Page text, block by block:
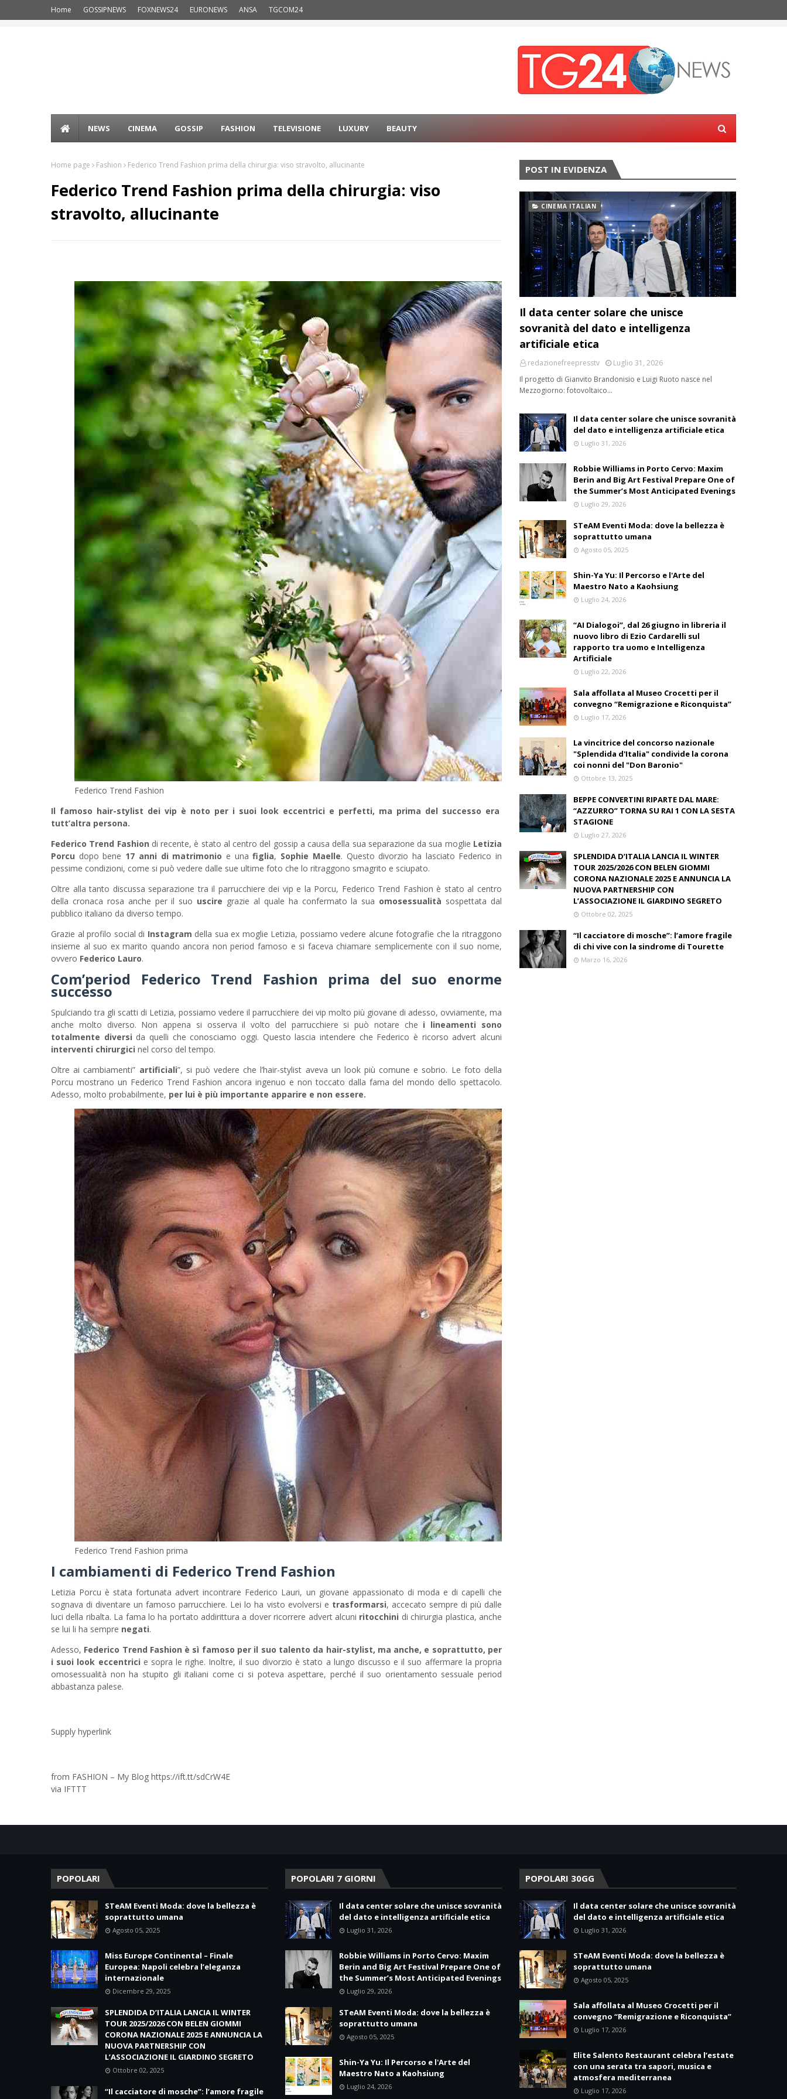
Home GOSSIPNEWS FOXNEWS24 EURONEWS ANSA TGCOM24
NEWS CINEMA GOSSIP FASHION TELEVISIONE LUXURY BEAUTY
Home page Fashion Federico Trend Fashion prima della chirurgia: viso stravolto, allucinante
Federico Trend Fashion prima della chirurgia: viso
stravolto, allucinante
Federico Trend Fashion
Il famoso hair-stylist dei vip è noto per i suoi look eccentrici e perfetti, ma prima del successo era
tutt’altra persona.
Federico Trend Fashion di recente, è stato al centro del gossip a causa della sua separazione da sua moglie Letizia
Porcu dopo bene 17 anni di matrimonio e unafiglia, Sophie Maelle. Questo divorzio ha lasciato Federico in
pessime condizioni, come si può vedere dalle sue ultime foto che lo ritraggono smagrito e sciupato.
Oltre alla tanto discussa separazione tra il parrucchiere dei vip e la Porcu, Federico Trend Fashion è stato al centro
della cronaca rosa anche per il suo uscire grazie al quale ha confermato la sua omosessualità sospettata dal
pubblico italiano da diverso tempo.
Grazie al profilo social di Instagram della sua ex moglie Letizia, possiamo vedere alcune fotografie che la ritraggono
insieme al suo ex marito quando ancora non period famoso e si faceva chiamare semplicemente con il suo nome,
ovvero Federico Lauro.
Com’period Federico Trend Fashion prima del suo enorme
successo
Spulciando tra gli scatti di Letizia, possiamo vedere il parrucchiere dei vip molto più giovane di adesso, ovviamente, ma
anche molto diverso. Non appena si osserva il volto del parrucchiere si può notare che i lineamenti sono
totalmente diversi da quelli che conosciamo oggi. Questo lascia intendere che Federico è ricorso advert alcuni
interventi chirurgici nel corso del tempo.
Oltre ai cambiamenti” artificiali”, si può vedere che l’hair-stylist aveva un look più comune e sobrio. Le foto della
Porcu mostrano un Federico Trend Fashion ancora ingenuo e non toccato dalla fama del mondo dello spettacolo.
Adesso, molto probabilmente, per lui è più importante apparire e non essere.
Federico Trend Fashion prima
I cambiamenti di Federico Trend Fashion
Letizia Porcu è stata fortunata advert incontrare Federico Lauri, un giovane appassionato di moda e di capelli che
sognava di diventare un famoso parrucchiere. Lei lo ha visto evolversi e trasformarsi, accecato sempre di più dalle
luci della ribalta. La fama lo ha portato addirittura a dover ricorrere advert alcuni ritocchini di chirurgia plastica, anche
se lui li ha sempre negati.
Adesso, Federico Trend Fashion è sì famoso per il suo talento da hair-stylist, ma anche, e soprattutto, per
i suoi look eccentrici e sopra le righe. Inoltre, il suo divorzio è stato a lungo discusso e il suo affermare la propria
omosessualità non ha stupito gli italiani come ci si poteva aspettare, perché il suo orientamento sessuale period
abbastanza palese.
Supply hyperlink
from FASHION – My Blog https://ift.tt/sdCrW4E
via IFTTT
POST IN EVIDENZA
CINEMA ITALIAN
Il data center solare che unisce
sovranità del dato e intelligenza
artificiale etica
redazionefreepresstv
Luglio 31, 2026
Il progetto di Gianvito Brandonisio e Luigi Ruoto nasce nel
Mezzogiorno: fotovoltaico…
Il data center solare che unisce sovranità
del dato e intelligenza artificiale etica
Luglio 31, 2026
Robbie Williams in Porto Cervo: Maxim
Berin and Big Art Festival Prepare One of
the Summer’s Most Anticipated Evenings
Luglio 29, 2026
STeAM Eventi Moda: dove la bellezza è
soprattutto umana
Agosto 05, 2025
Shin-Ya Yu: Il Percorso e l'Arte del
Maestro Nato a Kaohsiung
Luglio 24, 2026
“AI Dialogoi”, dal 26 giugno in libreria il
nuovo libro di Ezio Cardarelli sul
rapporto tra uomo e Intelligenza
Artificiale
Luglio 22, 2026
Sala affollata al Museo Crocetti per il
convegno “Remigrazione e Riconquista”
Luglio 17, 2026
La vincitrice del concorso nazionale
"Splendida d'Italia" condivide la corona
coi nonni del "Don Baronio"
Ottobre 13, 2025
BEPPE CONVERTINI RIPARTE DAL MARE:
“AZZURRO” TORNA SU RAI 1 CON LA SESTA
STAGIONE
Luglio 27, 2026
SPLENDIDA D’ITALIA LANCIA IL WINTER
TOUR 2025/2026 CON BELEN GIOMMI
CORONA NAZIONALE 2025 E ANNUNCIA LA
NUOVA PARTNERSHIP CON
L’ASSOCIAZIONE IL GIARDINO SEGRETO
Ottobre 02, 2025
“Il cacciatore di mosche”: l’amore fragile
di chi vive con la sindrome di Tourette
Marzo 16, 2026
POPOLARI
STeAM Eventi Moda: dove la bellezza è
soprattutto umana
Agosto 05, 2025
Miss Europe Continental – Finale
Europea: Napoli celebra l’eleganza
internazionale
Dicembre 29, 2025
SPLENDIDA D’ITALIA LANCIA IL WINTER
TOUR 2025/2026 CON BELEN GIOMMI
CORONA NAZIONALE 2025 E ANNUNCIA LA
NUOVA PARTNERSHIP CON
L’ASSOCIAZIONE IL GIARDINO SEGRETO
Ottobre 02, 2025
“Il cacciatore di mosche”: l’amore fragile
POPOLARI 7 GIORNI
Il data center solare che unisce sovranità
del dato e intelligenza artificiale etica
Luglio 31, 2026
Robbie Williams in Porto Cervo: Maxim
Berin and Big Art Festival Prepare One of
the Summer’s Most Anticipated Evenings
Luglio 29, 2026
STeAM Eventi Moda: dove la bellezza è
soprattutto umana
Agosto 05, 2025
Shin-Ya Yu: Il Percorso e l'Arte del
Maestro Nato a Kaohsiung
Luglio 24, 2026
POPOLARI 30GG
Il data center solare che unisce sovranità
del dato e intelligenza artificiale etica
Luglio 31, 2026
STeAM Eventi Moda: dove la bellezza è
soprattutto umana
Agosto 05, 2025
Sala affollata al Museo Crocetti per il
convegno “Remigrazione e Riconquista”
Luglio 17, 2026
Elite Salento Restaurant celebra l’estate
con una serata tra sapori, musica e
atmosfera mediterranea
Luglio 17, 2026